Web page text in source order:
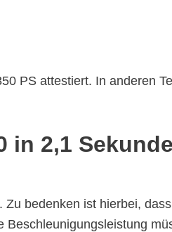
PS attestiert. In anderen
in 2,1
bedenken ist hierbei,